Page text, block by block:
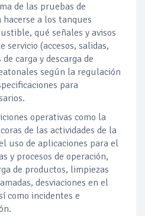
de las pruebas de
a los tanques
qué señales y avisos
servicio (accesos, salidas,
carga y descarga de
según la regulación
para
operativas como la
de las actividades de la
uso de aplicaciones para el
y procesos de operación,
de productos, limpiezas
desviaciones en el
como incidentes e